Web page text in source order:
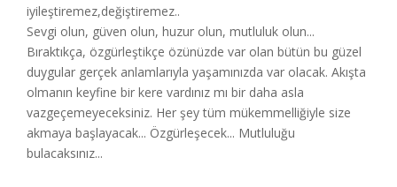
iyileştiremez,değiştiremez..
Sevgi olun, güven olun, huzur olun, mutluluk olun...
Bıraktıkça, özgürleştikçe özünüzde var olan bütün bu güzel
duygular gerçek anlamlarıyla yaşamınızda var olacak. Akışta
olmanın keyfine bir kere vardınız mı bir daha asla
vazgeçemeyeceksiniz. Her şey tüm mükemmelliğiyle size
akmaya başlayacak... Özgürleşecek... Mutluluğu
bulacaksınız...